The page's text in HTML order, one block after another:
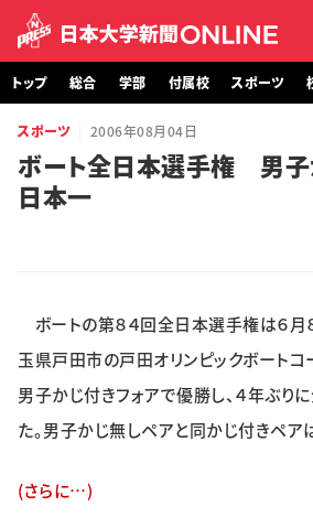
トップ
総合
スポーツ
トップ 総合 学部 付属校 スポーツ
スポーツ 2006年08月04日
ボート全日本選手権 男子
日本一
ボートの第８４回全日本選手権は６月
玉県戸田市の戸田オリンピックボートコ
男子かじ付きフォアで優勝し、４年ぶり
た。男子かじ無しペアと同かじ付きペア
(さらに…)